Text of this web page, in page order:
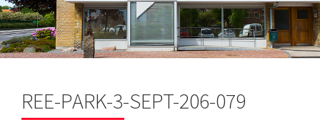
REE-PARK-3-SEPT-206-079